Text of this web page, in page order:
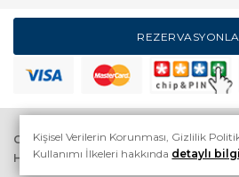
GİZLİLİK SÖZLEŞMESİ
HİZMET SÖZLEŞMESİ
Kişisel Verilerin Korunması, Gizlilik
Kullanımı İlkeleri hakkında detaylı